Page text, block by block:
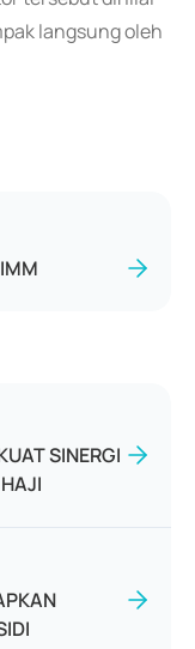
langsung oleh
SINERGI